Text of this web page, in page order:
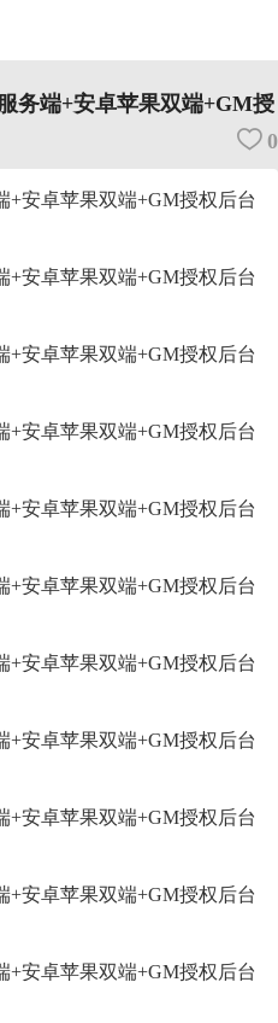
务端+安卓苹果双端+GM授
0